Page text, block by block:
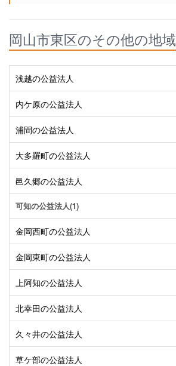
岡山市東区のその他の地域
浅越の公益法人
内ケ原の公益法人
浦間の公益法人
大多羅町の公益法人
邑久郷の公益法人
可知の公益法人(1)
金岡西町の公益法人
金岡東町の公益法人
上阿知の公益法人
北幸田の公益法人
久々井の公益法人
草ケ部の公益法人